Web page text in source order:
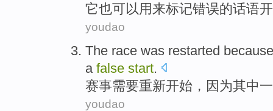
它也可以用来标记错误的话语
youdao
The race was restarted because
a false start.
赛事需要重新开始， 因为其中
youdao